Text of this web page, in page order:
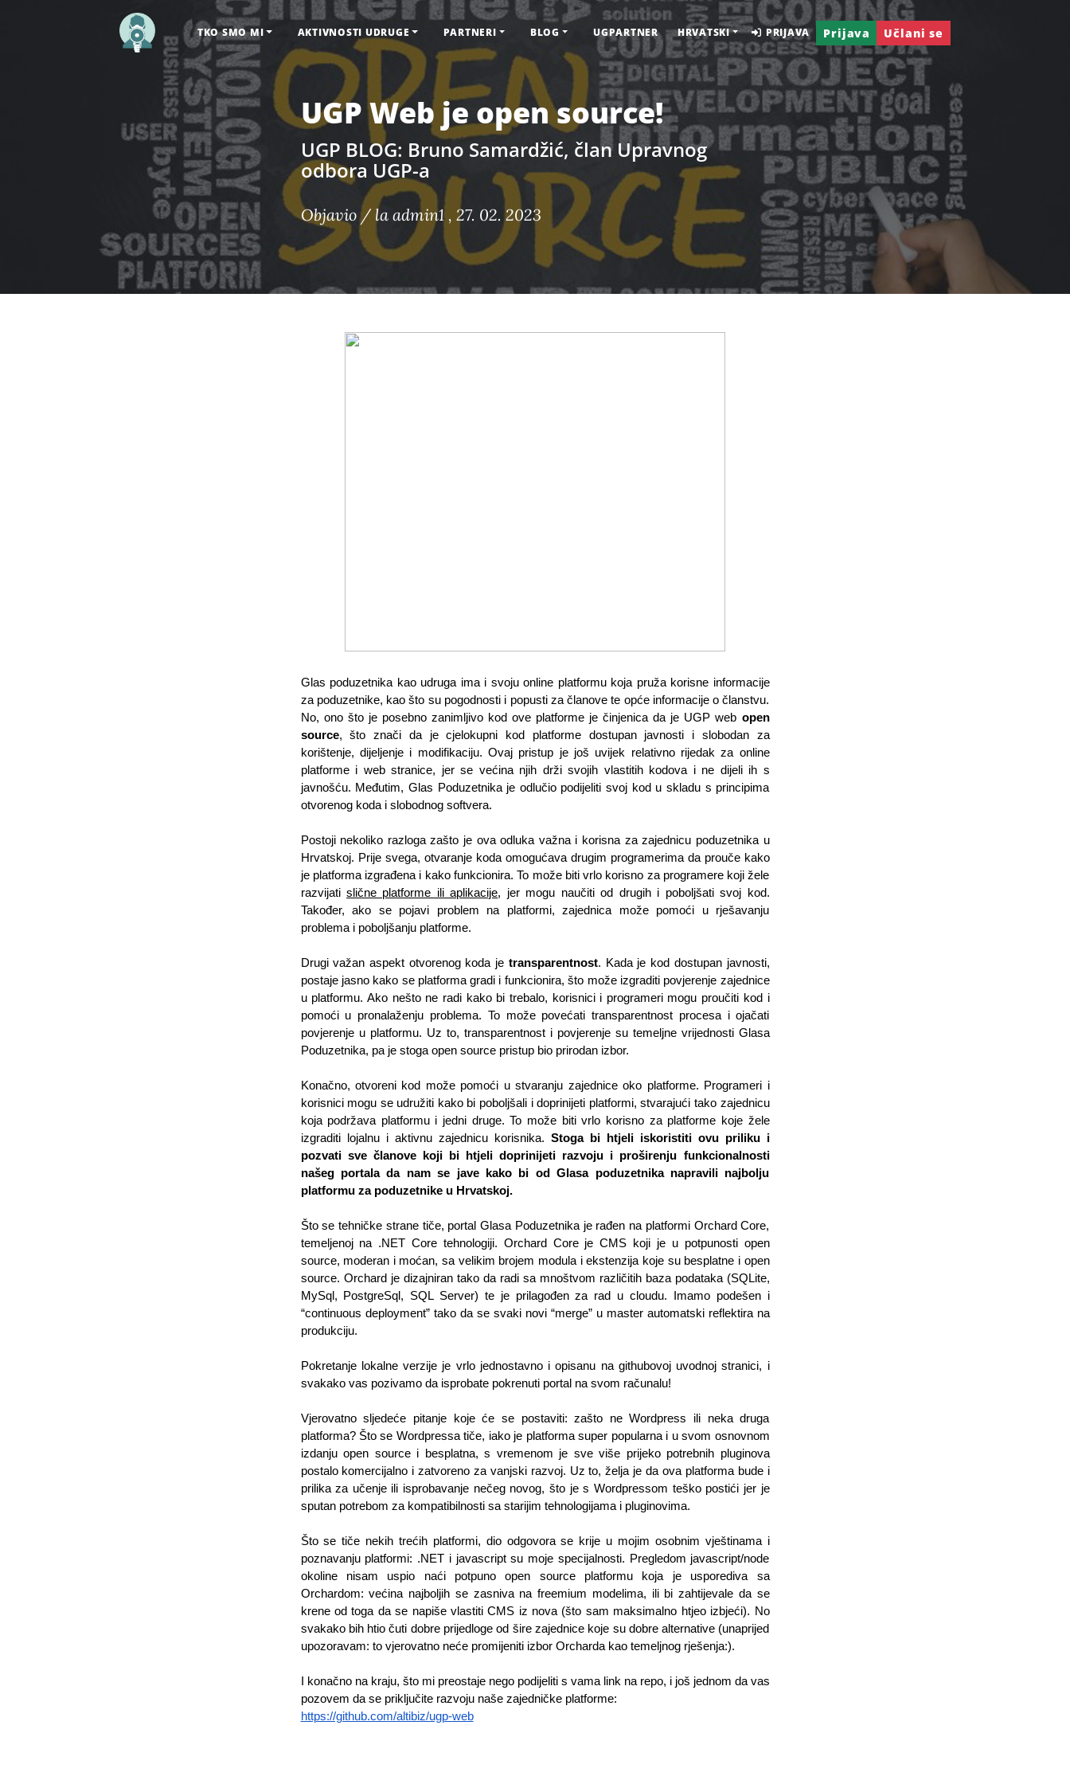
TKO SMO MI AKTIVNOSTI UDRUGE PARTNERI BLOG UGPARTNER HRVATSKI PRIJAVA Prijava Učlani se
UGP Web je open source!
UGP BLOG: Bruno Samardžić, član Upravnog
odbora UGP-a
Objavio / la admin1, 27. 02. 2023
Glas poduzetnika kao udruga ima i svoju online platformu koja pruža korisne informacije
za poduzetnike, kao što su pogodnosti i popusti za članove te opće informacije o članstvu.
No, ono što je posebno zanimljivo kod ove platforme je činjenica da je UGP web open
source, što znači da je cjelokupni kod platforme dostupan javnosti i slobodan za
korištenje, dijeljenje i modifikaciju. Ovaj pristup je još uvijek relativno rijedak za online
platforme i web stranice, jer se većina njih drži svojih vlastitih kodova i ne dijeli ih s
javnošću. Međutim, Glas Poduzetnika je odlučio podijeliti svoj kod u skladu s principima
otvorenog koda i slobodnog softvera.
Postoji nekoliko razloga zašto je ova odluka važna i korisna za zajednicu poduzetnika u
Hrvatskoj. Prije svega, otvaranje koda omogućava drugim programerima da prouče kako
je platforma izgrađena i kako funkcionira. To može biti vrlo korisno za programere koji žele
razvijati slične platforme ili aplikacije, jer mogu naučiti od drugih i poboljšati svoj kod.
Također, ako se pojavi problem na platformi, zajednica može pomoći u rješavanju
problema i poboljšanju platforme.
Drugi važan aspekt otvorenog koda je transparentnost. Kada je kod dostupan javnosti,
postaje jasno kako se platforma gradi i funkcionira, što može izgraditi povjerenje zajednice
u platformu. Ako nešto ne radi kako bi trebalo, korisnici i programeri mogu proučiti kod i
pomoći u pronalaženju problema. To može povećati transparentnost procesa i ojačati
povjerenje u platformu. Uz to, transparentnost i povjerenje su temeljne vrijednosti Glasa
Poduzetnika, pa je stoga open source pristup bio prirodan izbor.
Konačno, otvoreni kod može pomoći u stvaranju zajednice oko platforme. Programeri i
korisnici mogu se udružiti kako bi poboljšali i doprinijeti platformi, stvarajući tako zajednicu
koja podržava platformu i jedni druge. To može biti vrlo korisno za platforme koje žele
izgraditi lojalnu i aktivnu zajednicu korisnika. Stoga bi htjeli iskoristiti ovu priliku i
pozvati sve članove koji bi htjeli doprinijeti razvoju i proširenju funkcionalnosti
našeg portala da nam se jave kako bi od Glasa poduzetnika napravili najbolju
platformu za poduzetnike u Hrvatskoj.
Što se tehničke strane tiče, portal Glasa Poduzetnika je rađen na platformi Orchard Core,
temeljenoj na .NET Core tehnologiji. Orchard Core je CMS koji je u potpunosti open
source, moderan i moćan, sa velikim brojem modula i ekstenzija koje su besplatne i open
source. Orchard je dizajniran tako da radi sa mnoštvom različitih baza podataka (SQLite,
MySql, PostgreSql, SQL Server) te je prilagođen za rad u cloudu. Imamo podešen i
“continuous deployment” tako da se svaki novi “merge” u master automatski reflektira na
produkciju.
Pokretanje lokalne verzije je vrlo jednostavno i opisanu na githubovoj uvodnoj stranici, i
svakako vas pozivamo da isprobate pokrenuti portal na svom računalu!
Vjerovatno sljedeće pitanje koje će se postaviti: zašto ne Wordpress ili neka druga
platforma? Što se Wordpressa tiče, iako je platforma super popularna i u svom osnovnom
izdanju open source i besplatna, s vremenom je sve više prijeko potrebnih pluginova
postalo komercijalno i zatvoreno za vanjski razvoj. Uz to, želja je da ova platforma bude i
prilika za učenje ili isprobavanje nečeg novog, što je s Wordpressom teško postići jer je
sputan potrebom za kompatibilnosti sa starijim tehnologijama i pluginovima.
Što se tiče nekih trećih platformi, dio odgovora se krije u mojim osobnim vještinama i
poznavanju platformi: .NET i javascript su moje specijalnosti. Pregledom javascript/node
okoline nisam uspio naći potpuno open source platformu koja je usporediva sa
Orchardom: većina najboljih se zasniva na freemium modelima, ili bi zahtijevale da se
krene od toga da se napiše vlastiti CMS iz nova (što sam maksimalno htjeo izbjeći). No
svakako bih htio čuti dobre prijedloge od šire zajednice koje su dobre alternative (unaprijed
upozoravam: to vjerovatno neće promijeniti izbor Orcharda kao temeljnog rješenja:).
I konačno na kraju, što mi preostaje nego podijeliti s vama link na repo, i još jednom da vas
pozovem da se priključite razvoju naše zajedničke platforme:
https://github.com/altibiz/ugp-web